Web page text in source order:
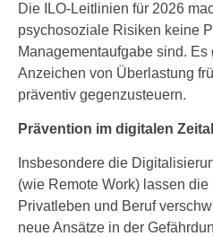
Die ILO-Leitlinien für 2026
psychosoziale Risiken keine
Managementaufgabe sind. Es
Anzeichen von Überlastung
präventiv gegenzusteuern.
Prävention im digitalen
Insbesondere die
(wie Remote Work) lassen
Privatleben und Beruf
neue Ansätze in der